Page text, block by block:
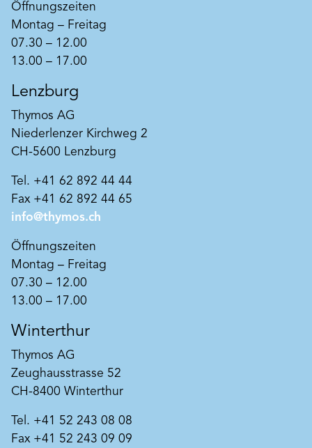
Art. Nr. CB10065
Zero4 Kalkfeinputz 0.4mm
Klassischer, natürlicher Kalkfeinputz in 168
lieferbar. Einfacher Auftrag in ein bis zwei
Schichten. Ergibt eine glatte
hochatmungsaktive Oberfläche. Einfach in 1
bis 2 Schichten zu verarbeiten. Korngrösse
0.4mm. Der tuchmatte Finish verleiht der
Bausubstanz eine klassisch-edle Note und eine
lichtechten Mineralpigmente sorgen für
harmonische Farbigkeit fernab der plakativen
Buntheit organischer Synthesepigmente.
Öffnungszeiten
Montag – Freitag
07.30 – 12.00
13.00 – 17.00
Lenzburg
Thymos AG
Niederlenzer Kirchweg 2
CH-5600 Lenzburg
Tel. +41 62 892 44 44
Fax +41 62 892 44 65
info@thymos.ch
Öffnungszeiten
Montag – Freitag
07.30 – 12.00
13.00 – 17.00
Winterthur
Thymos AG
Zeughausstrasse 52
CH-8400 Winterthur
Tel. +41 52 243 08 08
Fax +41 52 243 09 09